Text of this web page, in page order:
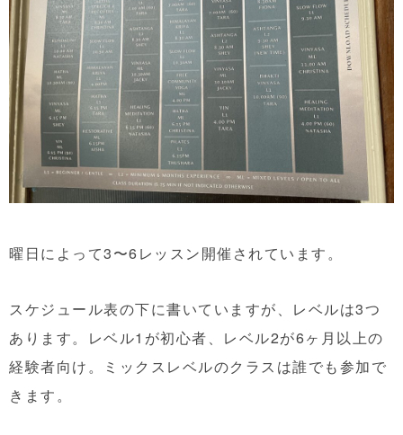
曜日によって3〜6レッスン開催されています。
スケジュール表の下に書いていますが、レベルは3つ
あります。レベル1が初心者、レベル2が6ヶ月以上の
経験者向け。ミックスレベルのクラスは誰でも参加で
きます。